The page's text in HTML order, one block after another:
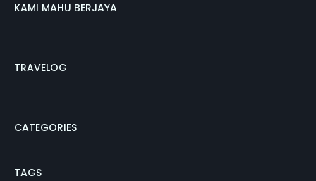
KAMI MAHU BERJAYA
TRAVELOG
CATEGORIES
TAGS